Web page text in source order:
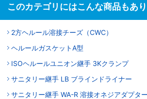
このカテゴリにはこんな商品もあり
2方ヘルール溶接チーズ（CWC）
ヘルールガスケットA型
ISOヘルールユニオン継手 3Kクランプ
サニタリー継手 LB ブラインドライナー
サニタリー継手 WA-R 溶接オネジアダプター